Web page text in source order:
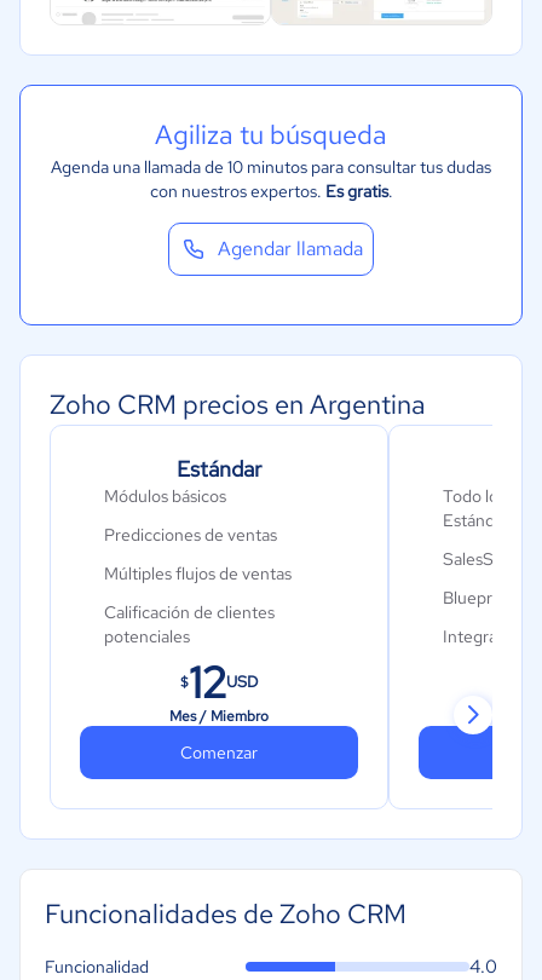
Agiliza tu búsqueda
Agenda una llamada de 10 minutos para consultar tus dudas
con nuestros expertos. Es gratis.
Agendar llamada
Zoho CRM precios en Argentina
Estándar
Módulos básicos
Predicciones de ventas
Múltiples flujos de ventas
Calificación de clientes
potenciales
Integración de Office 365
Sincronización con Google
Cadencias
Lienzo
$12USD
Mes / Miembro
Comenzar
Todo lo que
Estándar más
SalesSignals
Blueprint
Integración
CPQ
Reglas de
Funcionalidades de Zoho CRM
Funcionalidad 4.0